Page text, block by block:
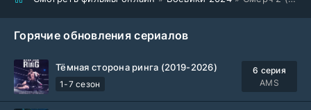
Горячие обновления сериалов
Тёмная сторона ринга (2019-2026)
1-7 сезон
6 серия
AMS